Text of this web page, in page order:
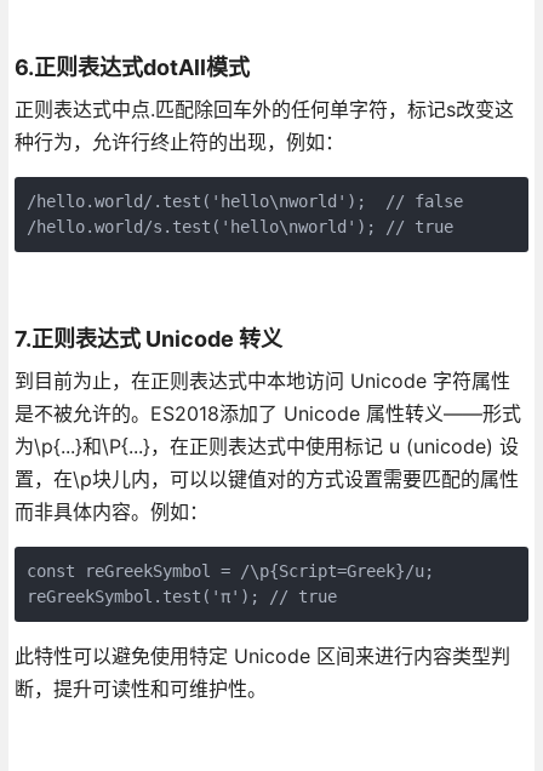
6.正则表达式dotAll模式
正则表达式中点.匹配除回车外的任何单字符，标记s改变这
种行为，允许行终止符的出现，例如：
/hello.world/.test('hello\nworld');  // false
/hello.world/s.test('hello\nworld'); // true
7.正则表达式 Unicode 转义
到目前为止，在正则表达式中本地访问 Unicode 字符属性
是不被允许的。ES2018添加了 Unicode 属性转义——形式
为\p{...}和\P{...}，在正则表达式中使用标记 u (unicode) 设
置，在\p块儿内，可以以键值对的方式设置需要匹配的属性
而非具体内容。例如：
const reGreekSymbol = /\p{Script=Greek}/u;
reGreekSymbol.test('π'); // true
此特性可以避免使用特定 Unicode 区间来进行内容类型判
断，提升可读性和可维护性。